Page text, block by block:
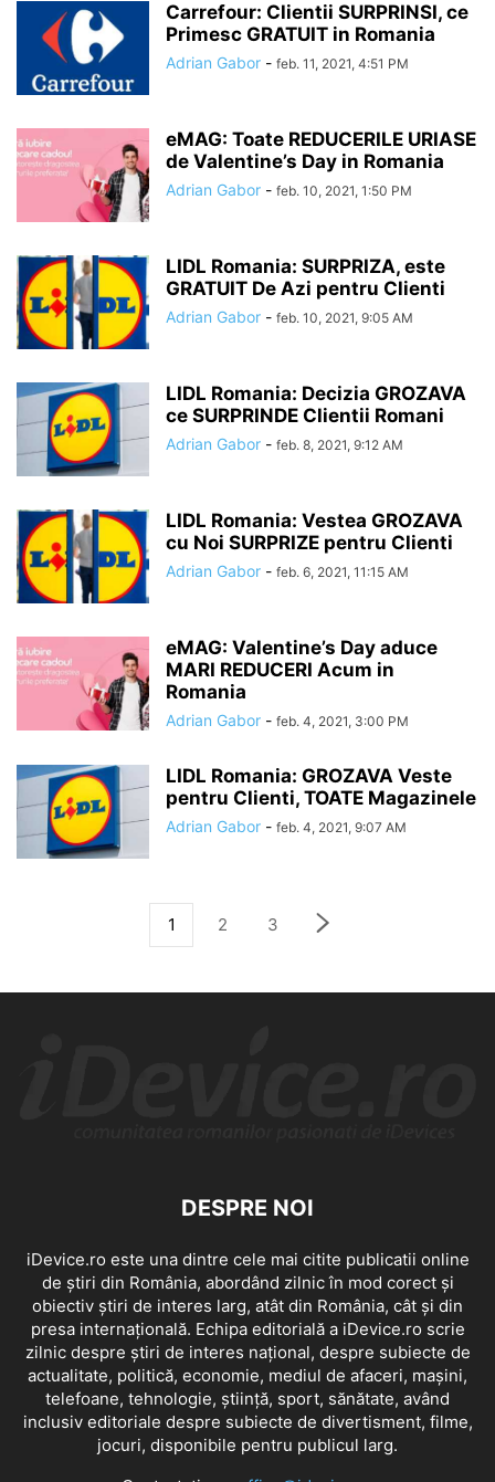
Carrefour: Clientii SURPRINSI, ce
Primesc GRATUIT in Romania
Adrian Gabor - feb. 11, 2021, 4:51 PM
eMAG: Toate REDUCERILE URIASE
de Valentine’s Day in Romania
Adrian Gabor - feb. 10, 2021, 1:50 PM
LIDL Romania: SURPRIZA, este
GRATUIT De Azi pentru Clienti
Adrian Gabor - feb. 10, 2021, 9:05 AM
LIDL Romania: Decizia GROZAVA
ce SURPRINDE Clientii Romani
Adrian Gabor - feb. 8, 2021, 9:12 AM
LIDL Romania: Vestea GROZAVA
cu Noi SURPRIZE pentru Clienti
Adrian Gabor - feb. 6, 2021, 11:15 AM
eMAG: Valentine’s Day aduce
MARI REDUCERI Acum in
Romania
Adrian Gabor - feb. 4, 2021, 3:00 PM
LIDL Romania: GROZAVA Veste
pentru Clienti, TOATE Magazinele
Adrian Gabor - feb. 4, 2021, 9:07 AM
1 2 3
DESPRE NOI
iDevice.ro este una dintre cele mai citite publicatii online
de știri din România, abordând zilnic în mod corect și
obiectiv știri de interes larg, atât din România, cât și din
presa internațională. Echipa editorială a iDevice.ro scrie
zilnic despre știri de interes național, despre subiecte de
actualitate, politică, economie, mediul de afaceri, mașini,
telefoane, tehnologie, știință, sport, sănătate, având
inclusiv editoriale despre subiecte de divertisment, filme,
jocuri, disponibile pentru publicul larg.